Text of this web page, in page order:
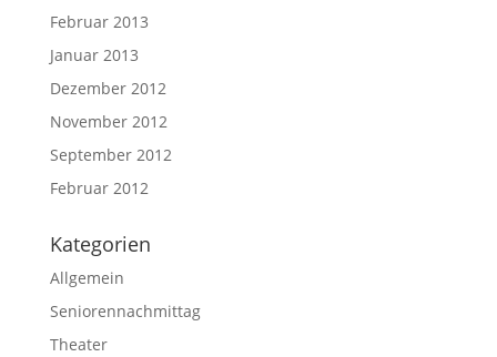
Februar 2013
Januar 2013
Dezember 2012
November 2012
September 2012
Februar 2012
Kategorien
Allgemein
Seniorennachmittag
Theater